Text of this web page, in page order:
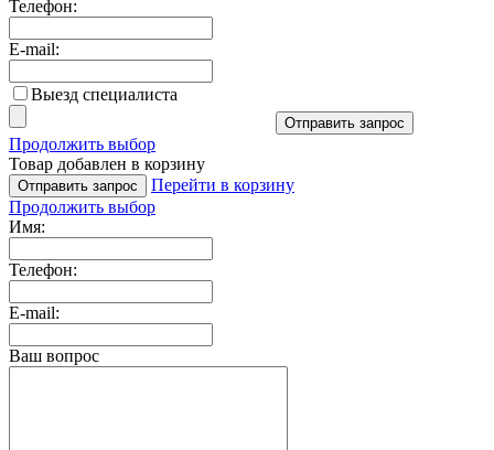
Телефон:
E-mail:
Выезд специалиста
Отправить запрос
Продолжить выбор
Товар добавлен в корзину
Отправить запрос
Перейти в корзину
Продолжить выбор
Имя:
Телефон:
E-mail:
Ваш вопрос